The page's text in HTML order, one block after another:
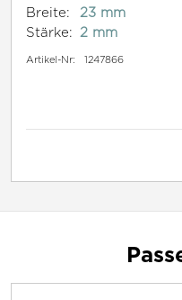
Breite:
23 mm
Stärke:
2 mm
Artikel-Nr: 1247866